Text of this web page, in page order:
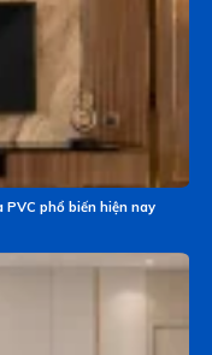
phổ biến hiện nay